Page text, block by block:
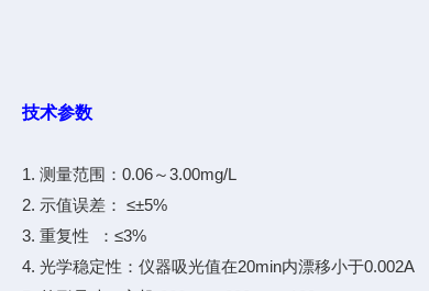
技术参数
1. 测量范围：0.06～3.00mg/L
2. 示值误差： ≤±5%
3. 重复性 ：≤3%
4. 光学稳定性：仪器吸光值在20min内漂移小于0.002A